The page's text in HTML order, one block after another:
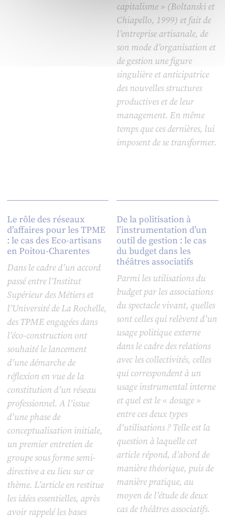
capitalisme » (Boltanski et
Chiapello, 1999) et fait de
l’entreprise artisanale, de
son mode d’organisation et
de gestion une figure
singulière et anticipatrice
des nouvelles structures
productives et de leur
management. En même
temps que ces dernières, lui
imposent de se transformer.
Le rôle des réseaux
d’affaires pour les TPME
: le cas des Eco-artisans
en Poitou-Charentes
Dans le cadre d’un accord
passé entre l’Institut
Supérieur des Métiers et
l’Université de La Rochelle,
des TPME engagées dans
l’éco-construction ont
souhaité le lancement
d’une démarche de
réflexion en vue de la
constitution d’un réseau
professionnel. A l’issue
d’une phase de
conceptualisation initiale,
un premier entretien de
groupe sous forme semi-
directive a eu lieu sur ce
thème. L’article en restitue
les idées essentielles, après
avoir rappelé les bases
De la politisation à
l’instrumentation d’un
outil de gestion : le cas
du budget dans les
théâtres associatifs
Parmi les utilisations du
budget par les associations
du spectacle vivant, quelles
sont celles qui relèvent d’un
usage politique externe
dans le cadre des relations
avec les collectivités, celles
qui correspondent à un
usage instrumental interne
et quel est le « dosage »
entre ces deux types
d’utilisations ? Telle est la
question à laquelle cet
article répond, d’abord de
manière théorique, puis de
manière pratique, au
moyen de l’étude de deux
cas de théâtres associatifs.